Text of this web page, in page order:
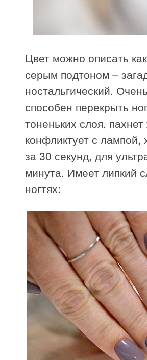
Цвет можно описать
серым подтоном –
ностальгический.
способен перекрыть
тоненьких слоя,
конфликтует с
за 30 секунд, для
минута. Имеет липкий
ногтях: